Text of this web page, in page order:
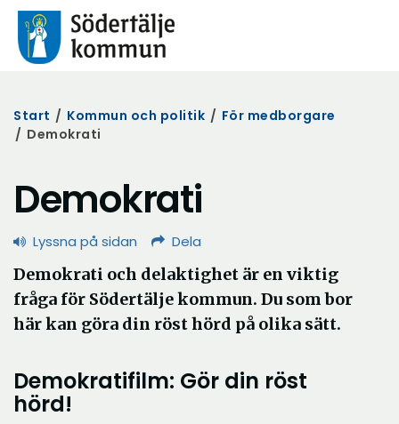
Start / Kommun och politik / För medborgare
/ Demokrati
Demokrati
Lyssna på sidan Dela
Demokrati och delaktighet är en viktig
fråga för Södertälje kommun. Du som bor
här kan göra din röst hörd på olika sätt.
Demokratifilm: Gör din röst
hörd!